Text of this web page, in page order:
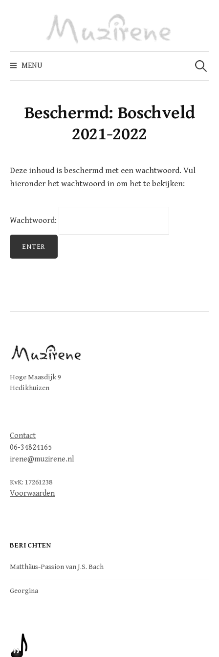
MENU
Zoeken
naar:
Beschermd: Boschveld
2021-2022
Deze inhoud is beschermd met een wachtwoord. Vul
hieronder het wachtwoord in om het te bekijken:
Wachtwoord:
Hoge Maasdijk 9
Hedikhuizen
Contact
06-34824165
irene@muzirene.nl
KvK: 17261238
Voorwaarden
BERICHTEN
Matthäus-Passion van J.S. Bach
Georgina